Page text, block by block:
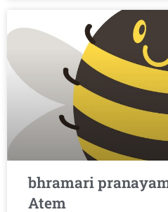
bhramari
Atem